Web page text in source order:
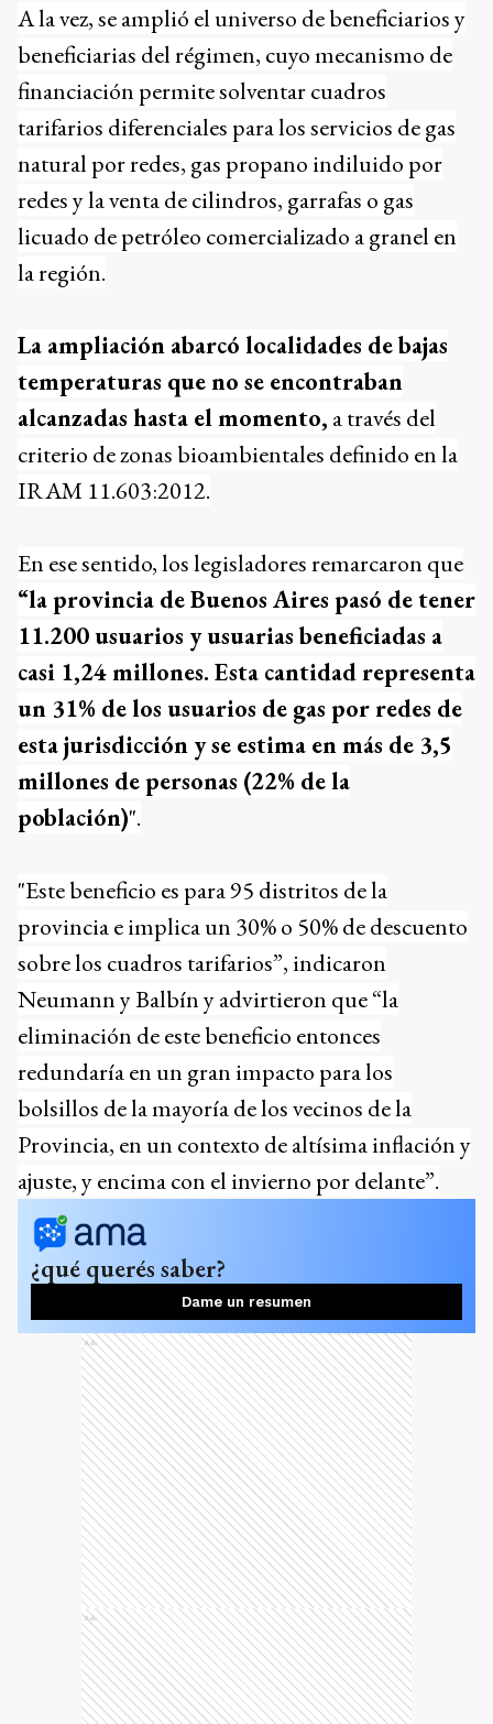
A la vez, se amplió el universo de beneficiarios y
beneficiarias del régimen, cuyo mecanismo de
financiación permite solventar cuadros
tarifarios diferenciales para los servicios de gas
natural por redes, gas propano indiluido por
redes y la venta de cilindros, garrafas o gas
licuado de petróleo comercializado a granel en
la región.
La ampliación abarcó localidades de bajas
temperaturas que no se encontraban
alcanzadas hasta el momento, a través del
criterio de zonas bioambientales definido en la
IRAM 11.603:2012.
En ese sentido, los legisladores remarcaron que
“la provincia de Buenos Aires pasó de tener
11.200 usuarios y usuarias beneficiadas a
casi 1,24 millones. Esta cantidad representa
un 31% de los usuarios de gas por redes de
esta jurisdicción y se estima en más de 3,5
millones de personas (22% de la
población)".
"Este beneficio es para 95 distritos de la
provincia e implica un 30% o 50% de descuento
sobre los cuadros tarifarios”, indicaron
Neumann y Balbín y advirtieron que “la
eliminación de este beneficio entonces
redundaría en un gran impacto para los
bolsillos de la mayoría de los vecinos de la
Provincia, en un contexto de altísima inflación y
ajuste, y encima con el invierno por delante”.
¿qué querés saber?
Dame un resumen
Ads
Ads